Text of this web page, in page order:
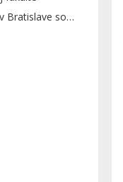
Bratislave so